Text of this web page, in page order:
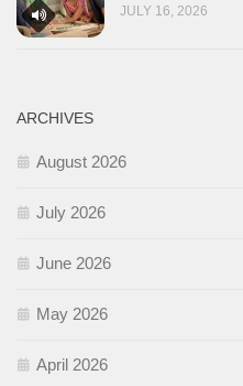
JULY 16, 2026
ARCHIVES
August 2026
July 2026
June 2026
May 2026
April 2026